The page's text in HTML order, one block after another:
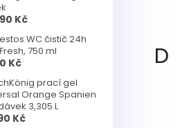
Kč
WC čistič 24h
750 ml
Kč
prací gel
Orange Spanien
3,305 L
Kč
D